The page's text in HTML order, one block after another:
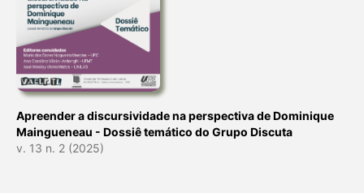
Apreender a discursividade na perspectiva de Dominique
Maingueneau - Dossiê temático do Grupo Discuta
v. 13 n. 2 (2025)